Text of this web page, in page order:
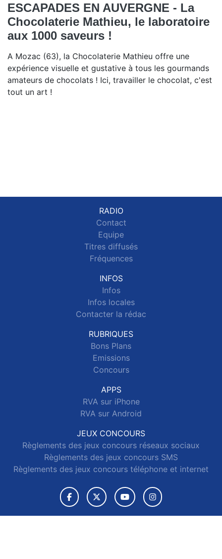
ESCAPADES EN AUVERGNE - La
Chocolaterie Mathieu, le laboratoire
aux 1000 saveurs !
A Mozac (63), la Chocolaterie Mathieu offre une
expérience visuelle et gustative à tous les gourmands
amateurs de chocolats ! Ici, travailler le chocolat, c'est
tout un art !
RADIO
Contact
Equipe
Titres diffusés
Fréquences
INFOS
Infos
Infos locales
Contacter la rédac
RUBRIQUES
Bons Plans
Emissions
Concours
APPS
RVA sur iPhone
RVA sur Android
JEUX CONCOURS
Règlements des jeux concours réseaux sociaux
Règlements des jeux concours SMS
Règlements des jeux concours téléphone et internet